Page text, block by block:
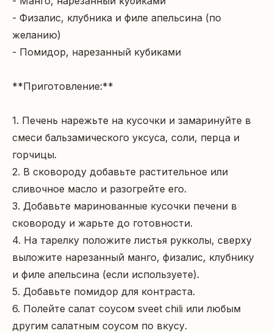
- Физалис, клубника и филе апельсина (по
желанию)
- Помидор, нарезанный кубиками
**Приготовление:**
1. Печень нарежьте на кусочки и замаринуйте в
смеси бальзамического уксуса, соли, перца и
горчицы.
2. В сковороду добавьте растительное или
сливочное масло и разогрейте его.
3. Добавьте маринованные кусочки печени в
сковороду и жарьте до готовности.
4. На тарелку положите листья рукколы, сверху
выложите нарезанный манго, физалис, клубнику
и филе апельсина (если используете).
5. Добавьте помидор для контраста.
6. Полейте салат соусом sveet chili или любым
другим салатным соусом по вкусу.